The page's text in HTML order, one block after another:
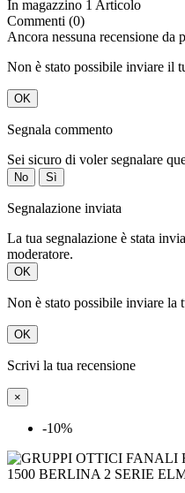
Non è stato possibile inviare il
OK
Segnala commento
Sei sicuro di voler segnalare
La tua segnalazione è stata
OK
Non è stato possibile inviare la
OK
Scrivi la tua recensione
×
-10%
1500 BERLINA 2 SERIE